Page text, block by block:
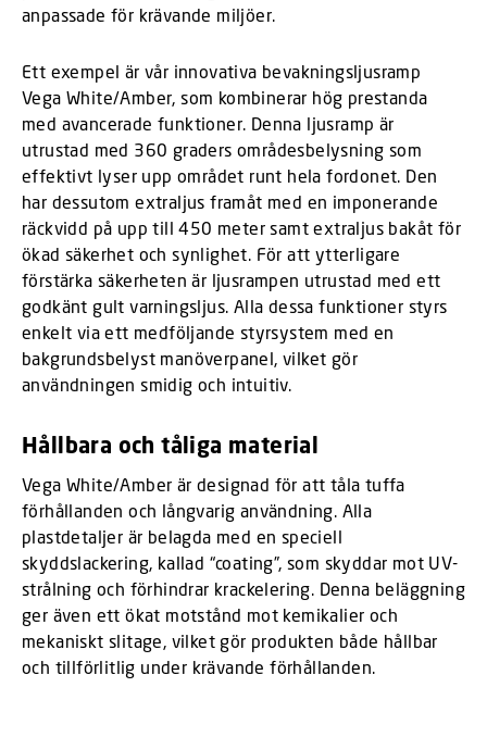
anpassade för krävande miljöer.
Ett exempel är vår innovativa bevakningsljusramp
Vega White/Amber, som kombinerar hög prestanda
med avancerade funktioner. Denna ljusramp är
utrustad med 360 graders områdesbelysning som
effektivt lyser upp området runt hela fordonet. Den
har dessutom extraljus framåt med en imponerande
räckvidd på upp till 450 meter samt extraljus bakåt för
ökad säkerhet och synlighet. För att ytterligare
förstärka säkerheten är ljusrampen utrustad med ett
godkänt gult varningsljus. Alla dessa funktioner styrs
enkelt via ett medföljande styrsystem med en
bakgrundsbelyst manöverpanel, vilket gör
användningen smidig och intuitiv.
Hållbara och tåliga material
Vega White/Amber är designad för att tåla tuffa
förhållanden och långvarig användning. Alla
plastdetaljer är belagda med en speciell
skyddslackering, kallad “coating”, som skyddar mot UV-
strålning och förhindrar krackelering. Denna beläggning
ger även ett ökat motstånd mot kemikalier och
mekaniskt slitage, vilket gör produkten både hållbar
och tillförlitlig under krävande förhållanden.